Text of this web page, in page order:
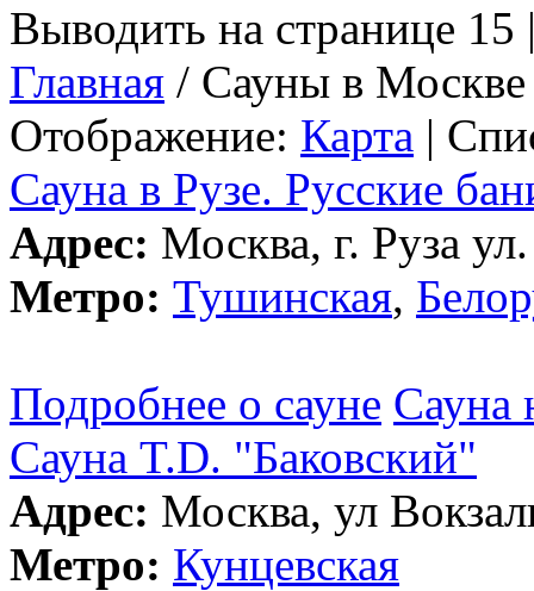
Выводить на странице
Главная / Сауны в Москве
Отображение: Карта |
Сауна в Рузе. Русские
Адрес: Москва, г. Руза
Метро: Тушинская,
Подробнее о сауне Сауна
Сауна T.D. "Баковский"
Адрес: Москва, ул
Метро: Кунцевская